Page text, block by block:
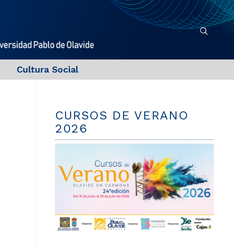
Cultura Social
CURSOS DE VERANO
2026